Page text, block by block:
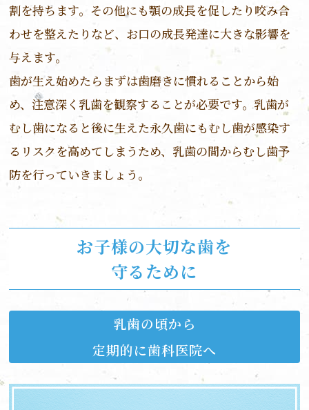
割を持ちます。その他にも顎の成長を促したり咬み合
わせを整えたりなど、お口の成長発達に大きな影響を
与えます。
歯が生え始めたらまずは歯磨きに慣れることから始
め、注意深く乳歯を観察することが必要です。乳歯が
むし歯になると後に生えた永久歯にもむし歯が感染す
るリスクを高めてしまうため、乳歯の間からむし歯予
防を行っていきましょう。
お子様の大切な歯を
守るために
乳歯の頃から
定期的に歯科医院へ